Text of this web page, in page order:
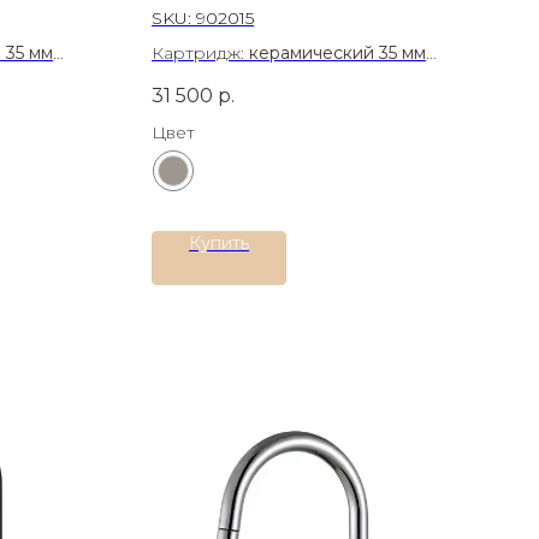
35 мм
SKU: 902015
Картридж: керамический 35 мм
31 500 р.
Цвет
Купить